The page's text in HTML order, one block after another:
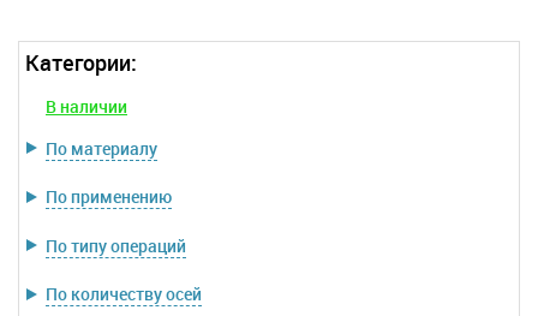
Категории:
В наличии
По материалу
По применению
По типу операций
По количеству осей